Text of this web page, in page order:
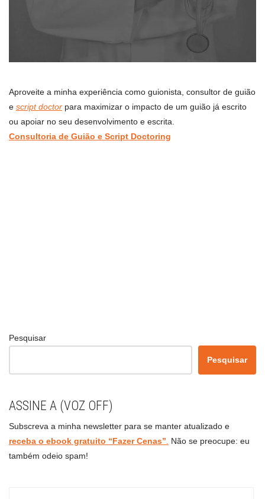
Aproveite a minha experiência como guionista, consultor de guião
e script doctor para maximizar o impacto de um guião já escrito
ou apoiar no seu desenvolvimento e escrita.
Consultoria de Guião e Script Doctoring
Pesquisar
Pesquisar
ASSINE A (VOZ OFF)
Subscreva a minha newsletter para se manter atualizado e
receba o ebook gratuito “Fazer Cenas”
Não se preocupe: eu
também odeio spam!